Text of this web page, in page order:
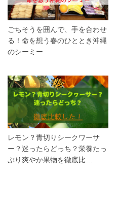
ごちそうを囲んで、手を合わせ
る！命を想う春のひととき沖縄
のシーミー
レモン？青切りシークワーサ
ー？迷ったらどっち？栄養たっ
ぷり爽やか果物を徹底比…